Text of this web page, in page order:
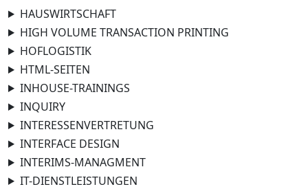
HAUSWIRTSCHAFT
HIGH VOLUME TRANSACTION PRINTING
HOFLOGISTIK
HTML-SEITEN
INHOUSE-TRAININGS
INQUIRY
INTERESSENVERTRETUNG
INTERFACE DESIGN
INTERIMS-MANAGMENT
IT-DIENSTLEISTUNGEN